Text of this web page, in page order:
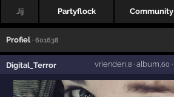
Jij Partyflock Community
Profiel · 601638
Digital_Terror vrienden,8· album ,60 ·